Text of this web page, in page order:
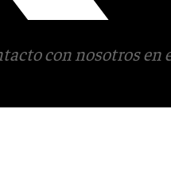
con nosotros en